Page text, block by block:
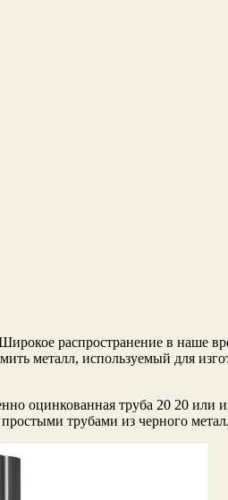
распространение в наше
металл, используемый для
оцинкованная труба 20 20
трубами из черного